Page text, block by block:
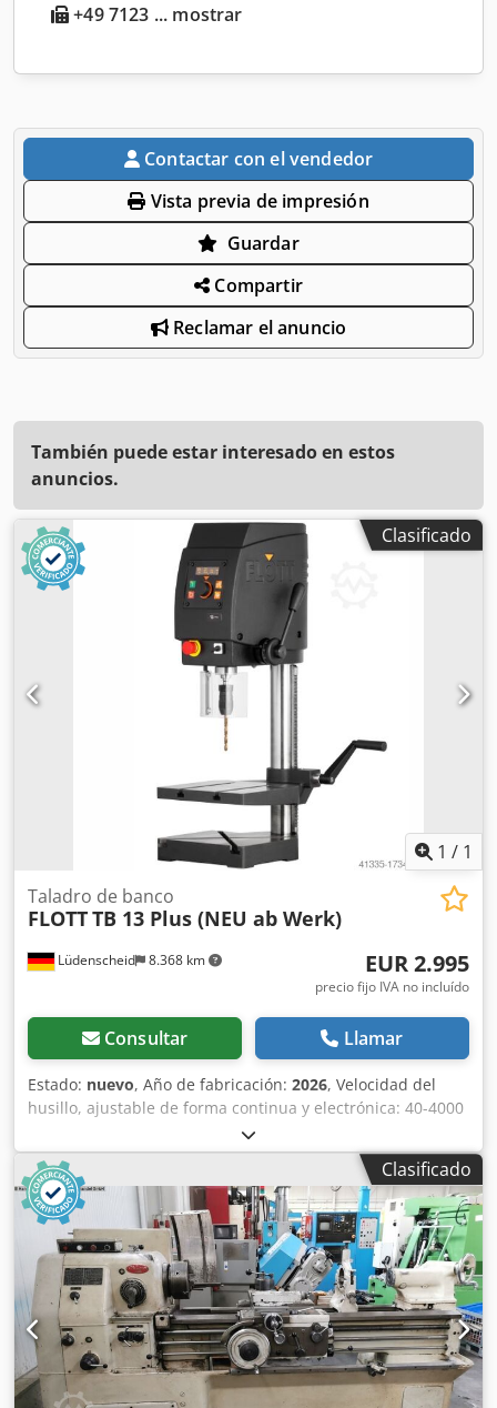
+49 7123 ... mostrar
Contactar con el vendedor
Vista previa de impresión
Guardar
Compartir
Reclamar el anuncio
También puede estar interesado en estos
anuncios.
Clasificado
1 / 1
Lüdenscheid 8.368 km
Taladro de banco
FLOTTTB 13 Plus (NEU ab Werk)
EUR 2.995
precio fijo IVA no incluído
Consultar Llamar
Estado: nuevo, Año de fabricación: 2026, Velocidad del
husillo, ajustable de forma continua y electrónica: 40-4000
1/min Portaherramientas del husillo: MK 2 Ajuste de la
altura de la mesa con cremallera Capacidad máxima de
roscado: M10 Ajuste de la profundidad de roscado
mediante indicador digital Indicador digital de velocidad
Indicador digital de profundidad de taladrado Tope de
profundidad de taladrado mediante anillo de tope Avance:
manual Ajuste de la altura de la mesa con cremallera
Capacidad de taladrado continuo/normal en acero: Ø 13
mm / 15 mm Profundidad de taladrado: 60 mm Saliente:
225 mm Diámetro de la columna: 60 mm Superficie útil de
la mesa (ancho x largo): 330 x 250 mm Dimensiones de la
máquina (ancho x profundidad x alto): 420 x 450 x 860 mm
Clasificado